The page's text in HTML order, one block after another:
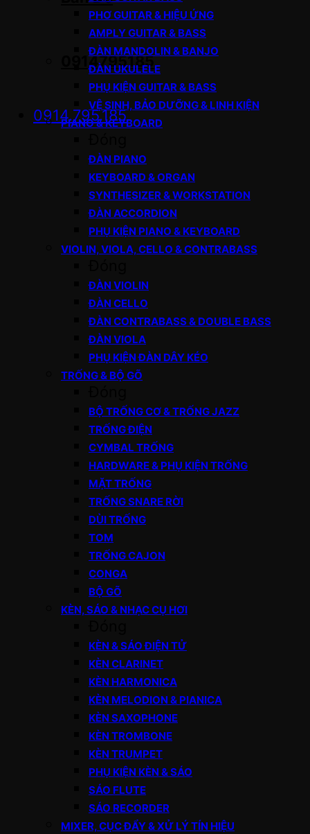
0914795185
0914.795.185
PHƠ GUITAR & HIỆU ỨNG
AMPLY GUITAR & BASS
ĐÀN MANDOLIN & BANJO
ĐÀN UKULELE
PHỤ KIỆN GUITAR & BASS
VỆ SINH, BẢO DƯỠNG & LINH KIỆN
PIANO & KEYBOARD
ĐÀN PIANO
KEYBOARD & ORGAN
SYNTHESIZER & WORKSTATION
ĐÀN ACCORDION
PHỤ KIỆN PIANO & KEYBOARD
VIOLIN, VIOLA, CELLO & CONTRABASS
ĐÀN VIOLIN
ĐÀN CELLO
ĐÀN CONTRABASS & DOUBLE BASS
ĐÀN VIOLA
PHỤ KIỆN ĐÀN DÂY KÉO
TRỐNG & BỘ GÕ
BỘ TRỐNG CƠ & TRỐNG JAZZ
TRỐNG ĐIỆN
CYMBAL TRỐNG
HARDWARE & PHỤ KIỆN TRỐNG
MẶT TRỐNG
TRỐNG SNARE RỜI
DÙI TRỐNG
TOM
TRỐNG CAJON
CONGA
BỘ GÕ
KÈN, SÁO & NHẠC CỤ HƠI
KÈN & SÁO ĐIỆN TỬ
KÈN CLARINET
KÈN HARMONICA
KÈN MELODION & PIANICA
KÈN SAXOPHONE
KÈN TROMBONE
KÈN TRUMPET
PHỤ KIỆN KÈN & SÁO
SÁO FLUTE
SÁO RECORDER
MIXER, CỤC ĐẨY & XỬ LÝ TÍN HIỆU